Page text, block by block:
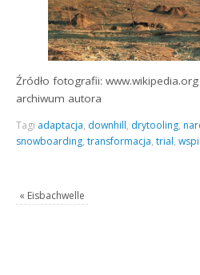
Źródło fotografii: www.wikipedia.org
archiwum autora
Tagi adaptacja, downhill, drytooling,
snowboarding,transformacja,trial,
« Eisbachwelle